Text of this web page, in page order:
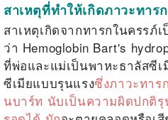
สาเหตุที่ทำให้เกิดภาวะทาร
สาเหตุเกิดจากทารกในครรภ์
ว่า Hemoglobin Bart's
ที่พ่อและแม่เป็นพาหะธาลัสซี
ซีเมียแบบรุนแรงซึ่งภาวะทาร
นบาร์ท นับเป็นความผิดปกติ